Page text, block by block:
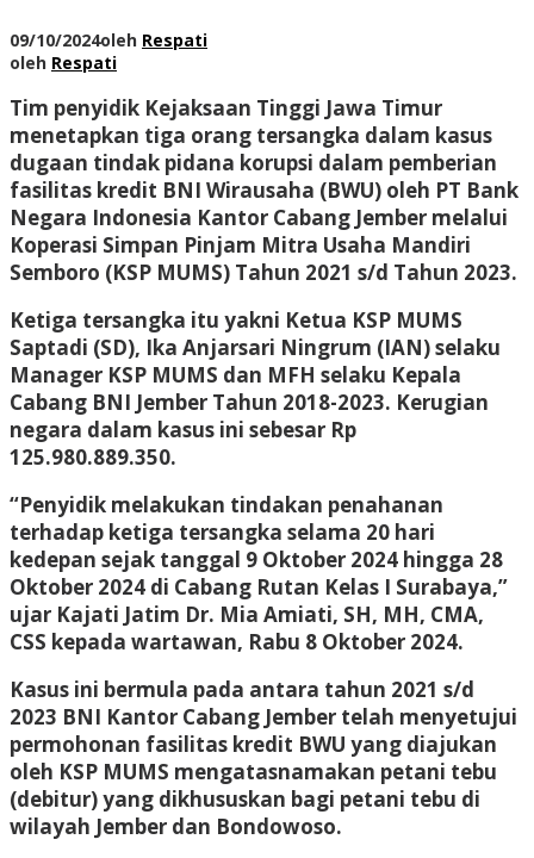
09/10/2024oleh Respati
oleh Respati
Tim penyidik Kejaksaan Tinggi Jawa Timur
menetapkan tiga orang tersangka dalam kasus
dugaan tindak pidana korupsi dalam pemberian
fasilitas kredit BNI Wirausaha (BWU) oleh PT Bank
Negara Indonesia Kantor Cabang Jember melalui
Koperasi Simpan Pinjam Mitra Usaha Mandiri
Semboro (KSP MUMS) Tahun 2021 s/d Tahun 2023.
Ketiga tersangka itu yakni Ketua KSP MUMS
Saptadi (SD), Ika Anjarsari Ningrum (IAN) selaku
Manager KSP MUMS dan MFH selaku Kepala
Cabang BNI Jember Tahun 2018-2023. Kerugian
negara dalam kasus ini sebesar Rp
125.980.889.350.
“Penyidik melakukan tindakan penahanan
terhadap ketiga tersangka selama 20 hari
kedepan sejak tanggal 9 Oktober 2024 hingga 28
Oktober 2024 di Cabang Rutan Kelas I Surabaya,”
ujar Kajati Jatim Dr. Mia Amiati, SH, MH, CMA,
CSS kepada wartawan, Rabu 8 Oktober 2024.
Kasus ini bermula pada antara tahun 2021 s/d
2023 BNI Kantor Cabang Jember telah menyetujui
permohonan fasilitas kredit BWU yang diajukan
oleh KSP MUMS mengatasnamakan petani tebu
(debitur) yang dikhususkan bagi petani tebu di
wilayah Jember dan Bondowoso.